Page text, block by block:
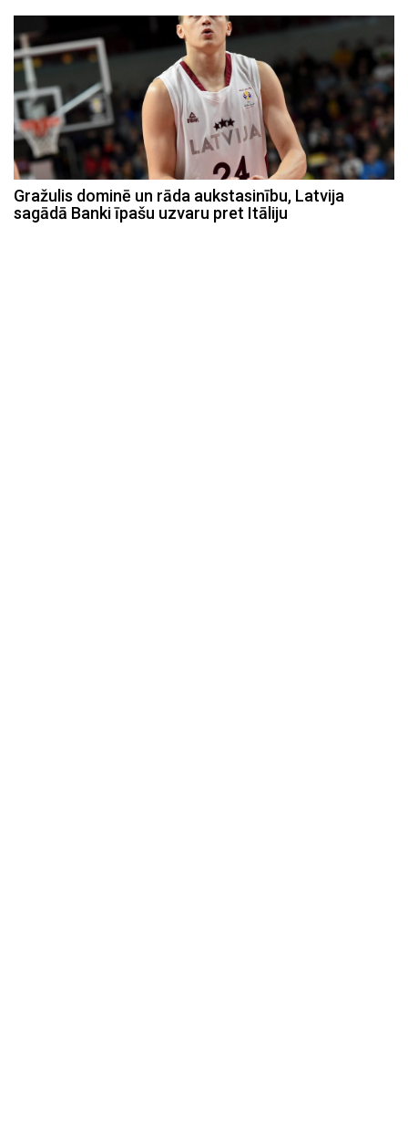
Gražulis dominē un rāda aukstasinību, Latvija
sagādā Banki īpašu uzvaru pret Itāliju